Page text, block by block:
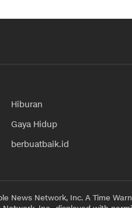
Hiburan
Gaya Hidup
berbuatbaik.id
News Network, Inc. A Time